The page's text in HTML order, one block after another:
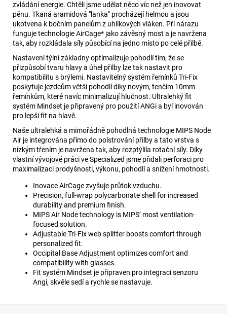
zvládání energie. Chtěli jsme udělat něco víc než jen inovovat
pěnu. Tkaná aramidová "lanka" procházejí helmou a jsou
ukotvena k bočním panelům z uhlíkových vláken. Při nárazu
funguje technologie AirCage* jako závěsný most a je navržena
tak, aby rozkládala síly působící na jedno místo po celé přilbě.
Nastavení týlní základny optimalizuje pohodlí tím, že se
přizpůsobí tvaru hlavy a úhel přilby lze tak nastavit pro
kompatibilitu s brýlemi. Nastavitelný systém řemínků Tri-Fix
poskytuje jezdcům větší pohodlí díky novým, tenčím 10mm
řemínkům, které navíc minimalizují hlučnost. Ultralehký fit
systém Mindset je připravený pro použití ANGi a byl inovován
pro lepší fit na hlavě.
Naše ultralehká a mimořádně pohodlná technologie MIPS Node
Air je integrována přímo do polstrování přilby a tato vrstva s
nízkým třením je navržena tak, aby rozptýlila rotační síly. Díky
vlastní vývojové práci ve Specialized jsme přidali perforaci pro
maximalizaci prodyšnosti, výkonu, pohodlí a snížení hmotnosti.
Inovace AirCage zvyšuje průtok vzduchu.
Precision, full-wrap polycarbonate shell for increased
durability and premium finish.
MIPS Air Node technology is MIPS’ most ventilation-
focused solution.
Adjustable Tri-Fix web splitter boosts comfort through
personalized fit.
Occipital Base Adjustment optimizes comfort and
compatibility with glasses.
Fit systém Mindset je připraven pro integraci senzoru
Angi, skvěle sedí a rychle se nastavuje.